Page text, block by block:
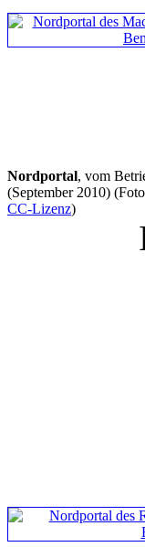
Nordportal, vom
(September 2010)
CC-Lizenz)